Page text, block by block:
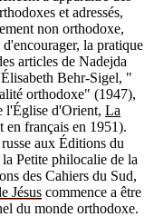
et adres­sés,
non ortho­doxe,
la pra­tique
articles de Nade­jda
Behr-Sigel, "
ortho­doxe" (1947),
l'Église d'Orient, La
en fran­çais en 1951).
aux Édi­tions du
Petite phi­lo­ca­lie de la
des Cahiers du Sud,
Jésus com­mence a être
du monde ortho­doxe.